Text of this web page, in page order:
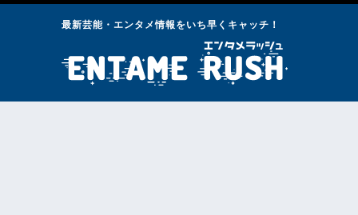
最新芸能・エンタメ情報をいち早くキャッチ！